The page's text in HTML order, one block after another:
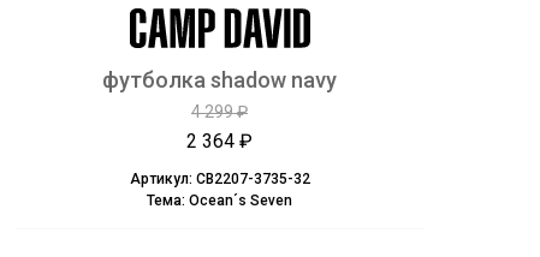
футболка shadow navy
4 299 ₽
2 364 ₽
Артикул: CB2207-3735-32
Тема: Ocean´s Seven